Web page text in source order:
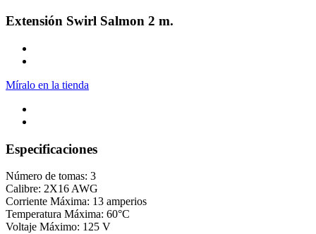
Extensión Swirl Salmon 2 m.
Míralo en la tienda
Especificaciones
Número de tomas: 3
Calibre: 2X16 AWG
Corriente Máxima: 13 amperios
Temperatura Máxima: 60°C
Voltaje Máximo: 125 V